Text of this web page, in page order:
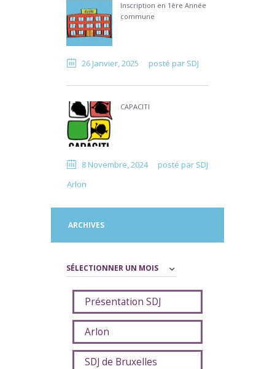
Inscription en 1ère Année
commune
26 Janvier, 2025 posté par SDJ
CAPACITI
8 Novembre, 2024 posté par SDJ
Arlon
ARCHIVES
Archives
Présentation SDJ
Arlon
SDJ de Bruxelles